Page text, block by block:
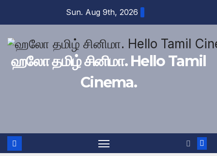
content
Sun. Aug 9th, 2026
ஹலோ தமிழ் சினிமா. Hello Tamil
Cinema.